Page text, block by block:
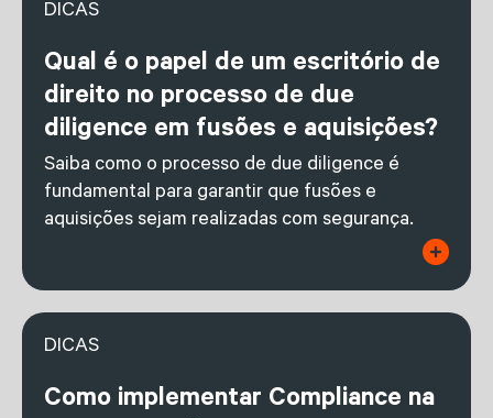
DICAS
Qual é o papel de um escritório de
direito no processo de due
diligence em fusões e aquisições?
Saiba como o processo de due diligence é
fundamental para garantir que fusões e
aquisições sejam realizadas com segurança.
DICAS
Como implementar Compliance na